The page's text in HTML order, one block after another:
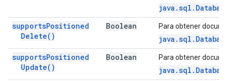
supportsPositioned
Delete( )
Boolean Para obtener
supportsPositioned
Update( )
Boolean Para obtener